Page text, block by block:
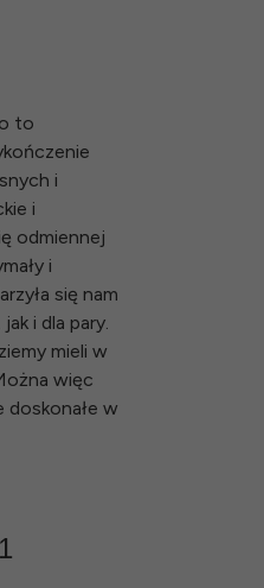
to
i
i
odmiennej
i
się nam
i dla pary.
mieli w
więc
w